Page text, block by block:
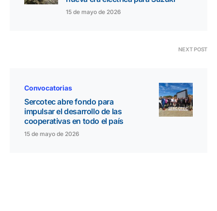
15 de mayo de 2026
NEXT POST
Convocatorias
Sercotec abre fondo para
impulsar el desarrollo de las
cooperativas en todo el país
15 de mayo de 2026